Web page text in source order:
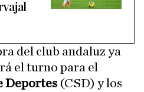
del club andaluz ya
el turno para el
Deportes (CSD) y los